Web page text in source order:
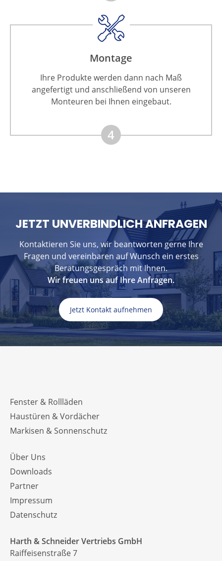
Montage
Ihre Produkte werden dann nach Maß
angefertigt und anschließend von unseren
Monteuren bei Ihnen eingebaut.
4
JETZT UNVERBINDLICH ANFRAGEN
Kontaktieren Sie uns, wir beantworten gerne Ihre
Fragen und vereinbaren auf Wunsch ein erstes
Beratungsgespräch mit Ihnen.
Wir freuen uns auf Ihre Anfragen.
Jetzt Kontakt aufnehmen
Fenster & Rollläden
Haustüren & Vordächer
Markisen & Sonnenschutz
Über Uns
Downloads
Partner
Impressum
Datenschutz
Harth & Schneider Vertriebs GmbH
Raiffeisenstraße 7